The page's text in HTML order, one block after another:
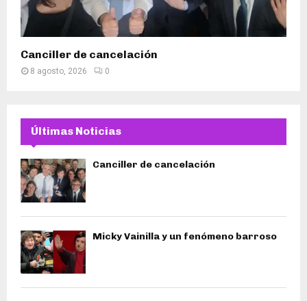
Canciller de cancelación
8 agosto, 2026 0
Últimas Noticias
Canciller de cancelación
Micky Vainilla y un fenómeno barroso